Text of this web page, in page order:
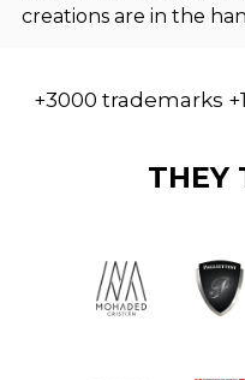
creations are in the
+3000 trademarks
THEY